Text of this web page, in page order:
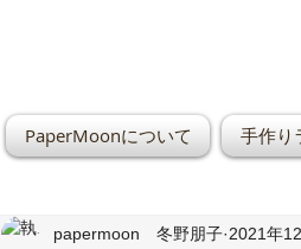
PaperMoonについて 手作り
papermoon 冬野朋子 2021年